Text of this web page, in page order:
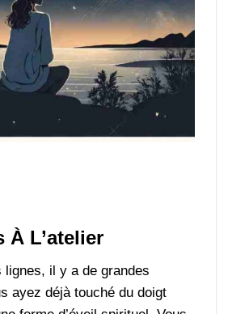
À L’atelier
il y a de grandes
ayez déjà touché du doigt